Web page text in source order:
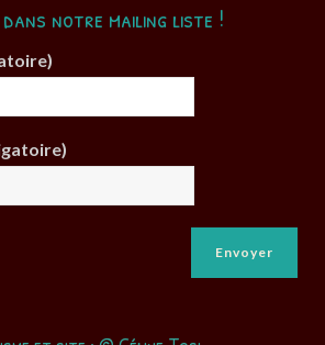
notre mailing liste !